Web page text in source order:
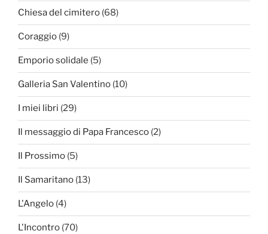
Chiesa del cimitero (68)
Coraggio (9)
Emporio solidale (5)
Galleria San Valentino (10)
I miei libri (29)
Il messaggio di Papa Francesco (2)
Il Prossimo (5)
Il Samaritano (13)
L'Angelo (4)
L'Incontro (70)